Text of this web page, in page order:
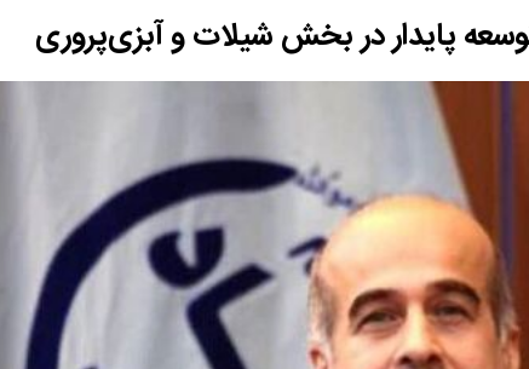
پایدار در بخش شیلات و آبزی‌پروری